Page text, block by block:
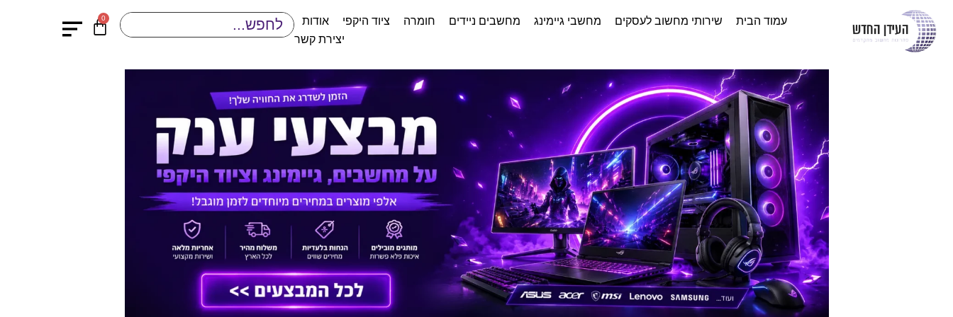
עמוד הבית שירותי מחשוב לעסקים מחשבי גיימינג מחשבים ניידים חומרה ציוד היקפי
אודות
יצירת קשר
0